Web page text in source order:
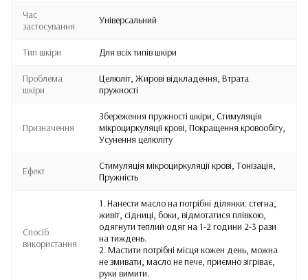
Час
застосування
Універсальний
Тип шкіри Для всіх типів шкіри
Проблема
шкіри
Целюліт, Жирові відкладення, Втрата
пружності
Призначення
Збереження пружності шкіри, Стимуляція
мікроциркуляції крові, Покращення кровообігу,
Усунення целюліту
Ефект
Стимуляція мікроциркуляції крові, Тонізація,
Пружність
Спосіб
використання
1. Нанести масло на потрібні ділянки: стегна,
живіт, сідниці, боки, відмотатися плівкою,
одягнути теплий одяг на 1-2 години 2-3 рази
на тиждень.
2. Мастити потрібні місця кожен день, можна
не змивати, масло не пече, приємно зігріває,
руки вимити.